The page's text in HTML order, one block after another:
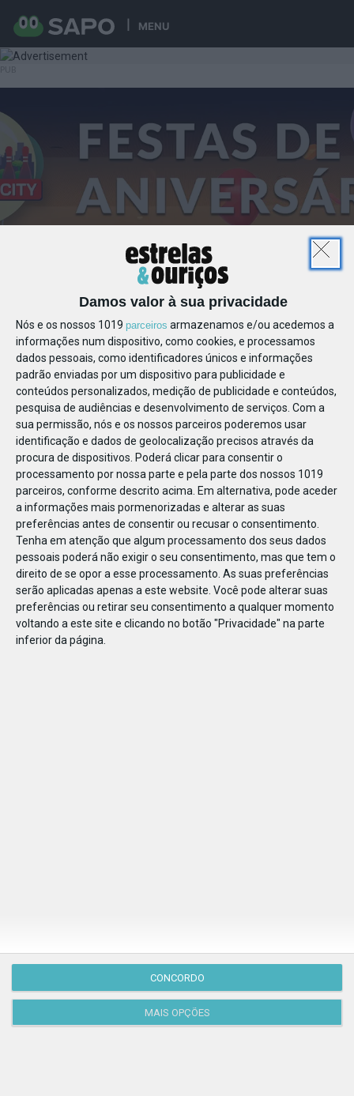
Damos valor à sua privacidade
Nós e os nossos 1019 parceiros armazenamos e/ou acedemos a
informações num dispositivo, como cookies, e processamos
dados pessoais, como identificadores únicos e informações
padrão enviadas por um dispositivo para publicidade e
conteúdos personalizados, medição de publicidade e conteúdos,
pesquisa de audiências e desenvolvimento de serviços. Com a
sua permissão, nós e os nossos parceiros poderemos usar
identificação e dados de geolocalização precisos através da
procura de dispositivos. Poderá clicar para consentir o
processamento por nossa parte e pela parte dos nossos 1019
parceiros, conforme descrito acima. Em alternativa, pode aceder
a informações mais pormenorizadas e alterar as suas
preferências antes de consentir ou recusar o consentimento.
Tenha em atenção que algum processamento dos seus dados
pessoais poderá não exigir o seu consentimento, mas que tem o
direito de se opor a esse processamento. As suas preferências
serão aplicadas apenas a este website. Você pode alterar suas
preferências ou retirar seu consentimento a qualquer momento
voltando a este site e clicando no botão "Privacidade" na parte
inferior da página.
MAIS OPÇÕES
CONCORDO
MENU
ABR 06
Bowling City botão festas de aniversário